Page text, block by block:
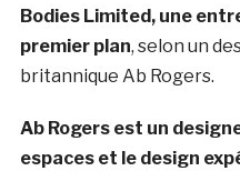
Bodies Limited, une
premier plan, selon un
britannique Ab Rogers.
Ab Rogers est un
espaces et le design